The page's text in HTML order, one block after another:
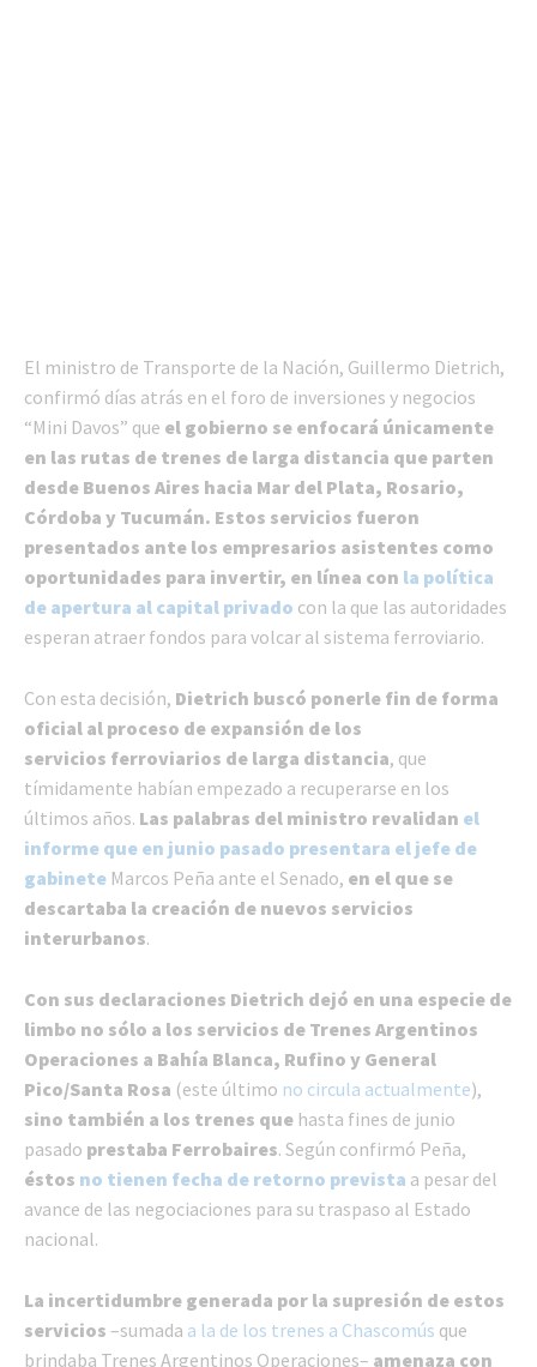
El ministro de Transporte de la Nación, Guillermo Dietrich,
confirmó días atrás en el foro de inversiones y negocios
“Mini Davos” que el gobierno se enfocará únicamente
en las rutas de trenes de larga distancia que parten
desde Buenos Aires hacia Mar del Plata, Rosario,
Córdoba y Tucumán. Estos servicios fueron
presentados ante los empresarios asistentes como
oportunidades para invertir, en línea con la política
de apertura al capital privado con la que las autoridades
esperan atraer fondos para volcar al sistema ferroviario.
Con esta decisión, Dietrich buscó ponerle fin de forma
oficial al proceso de expansión de los
servicios ferroviarios de larga distancia, que
tímidamente habían empezado a recuperarse en los
últimos años. Las palabras del ministro revalidan el
informe que en junio pasado presentara el jefe de
gabinete Marcos Peña ante el Senado, en el que se
descartaba la creación de nuevos servicios
interurbanos.
Con sus declaraciones Dietrich dejó en una especie de
limbo no sólo a los servicios de Trenes Argentinos
Operaciones a Bahía Blanca, Rufino y General
Pico/Santa Rosa (este último no circula actualmente),
sino también a los trenes que hasta fines de junio
pasado prestaba Ferrobaires. Según confirmó Peña,
éstos no tienen fecha de retorno prevista a pesar del
avance de las negociaciones para su traspaso al Estado
nacional.
La incertidumbre generada por la supresión de estos
servicios –sumada a la de los trenes a Chascomús que
brindaba Trenes Argentinos Operaciones– amenaza con